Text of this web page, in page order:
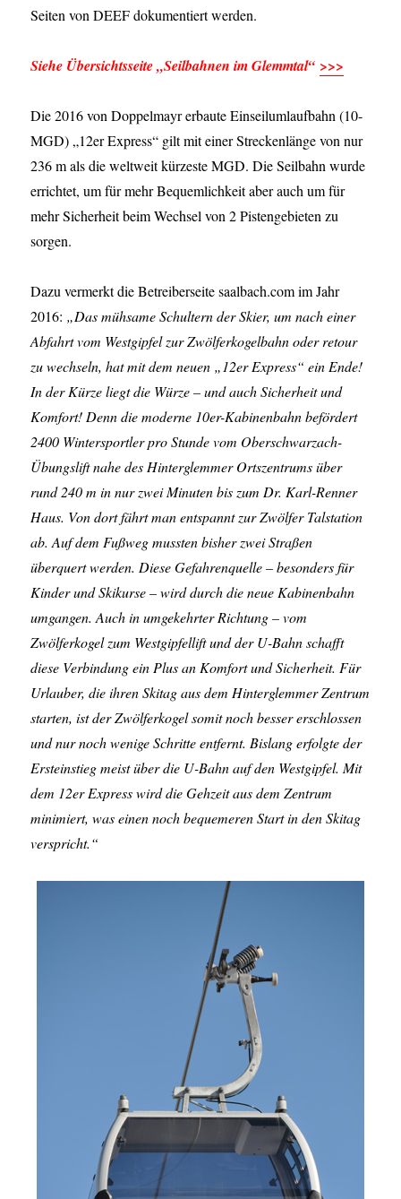
Seiten von DEEF dokumentiert werden.
Siehe Übersichtsseite „Seilbahnen im Glemmtal“ >>>
Die 2016 von Doppelmayr erbaute Einseilumlaufbahn (10-
MGD) „12er Express“ gilt mit einer Streckenlänge von nur
236 m als die weltweit kürzeste MGD. Die Seilbahn wurde
errichtet, um für mehr Bequemlichkeit aber auch um für
mehr Sicherheit beim Wechsel von 2 Pistengebieten zu
sorgen.
Dazu vermerkt die Betreiberseite saalbach.com im Jahr
2016: „Das mühsame Schultern der Skier, um nach einer
Abfahrt vom Westgipfel zur Zwölferkogelbahn oder retour
zu wechseln, hat mit dem neuen „12er Express“ ein Ende!
In der Kürze liegt die Würze – und auch Sicherheit und
Komfort! Denn die moderne 10er-Kabinenbahn befördert
2400 Wintersportler pro Stunde vom Oberschwarzach-
Übungslift nahe des Hinterglemmer Ortszentrums über
rund 240 m in nur zwei Minuten bis zum Dr. Karl-Renner
Haus. Von dort fährt man entspannt zur Zwölfer Talstation
ab. Auf dem Fußweg mussten bisher zwei Straßen
überquert werden. Diese Gefahrenquelle – besonders für
Kinder und Skikurse – wird durch die neue Kabinenbahn
umgangen. Auch in umgekehrter Richtung – vom
Zwölferkogel zum Westgipfellift und der U-Bahn schafft
diese Verbindung ein Plus an Komfort und Sicherheit. Für
Urlauber, die ihren Skitag aus dem Hinterglemmer Zentrum
starten, ist der Zwölferkogel somit noch besser erschlossen
und nur noch wenige Schritte entfernt. Bislang erfolgte der
Ersteinstieg meist über die U-Bahn auf den Westgipfel. Mit
dem 12er Express wird die Gehzeit aus dem Zentrum
minimiert, was einen noch bequemeren Start in den Skitag
verspricht.“